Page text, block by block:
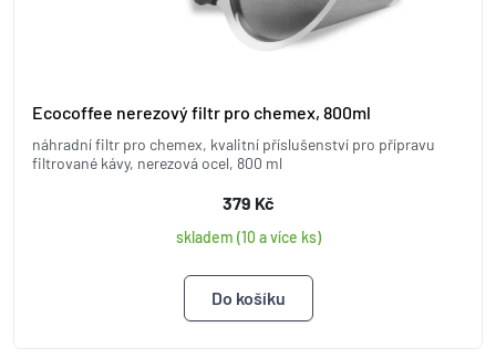
Ecocoffee nerezový filtr pro chemex, 800ml
náhradní filtr pro chemex, kvalitní příslušenství pro přípravu
filtrované kávy, nerezová ocel, 800 ml
379 Kč
skladem (10 a více ks)